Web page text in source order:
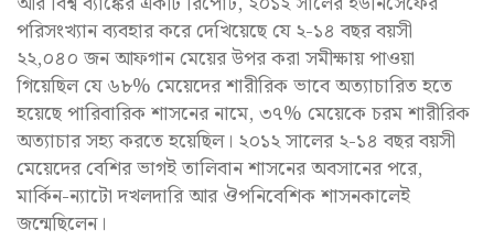
পরিসংখ্যান ব্যবহার করে দেখিয়েছে যে ২-১৪ বছর বয়সী
২২,০৪০ জন আফগান মেয়ের উপর করা সমীক্ষায় পাওয়া
গিয়েছিল যে ৬৮% মেয়েদের শারীরিক ভাবে অত্যাচারিত হতে
হয়েছে পারিবারিক শাসনের নামে, ৩৭% মেয়েকে চরম শারীরিক
অত্যাচার সহ্য করতে হয়েছিল। ২০১২ সালের ২-১৪ বছর বয়সী
মেয়েদের বেশির ভাগই তালিবান শাসনের অবসানের পরে,
মার্কিন-ন্যাটো দখলদারি আর ঔপনিবেশিক শাসনকালেই
জন্মেছিলেন।